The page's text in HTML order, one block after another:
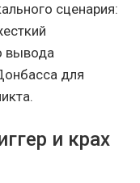
сценария:
вывода
для
и крах